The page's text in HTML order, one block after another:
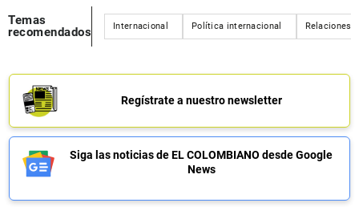
Temas
recomendados
Internacional Política internacional Relaciones
Regístrate a nuestro newsletter
Siga las noticias de EL COLOMBIANO desde Google
News